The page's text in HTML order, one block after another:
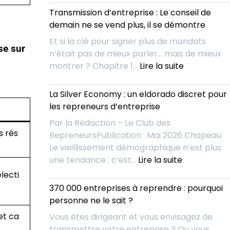
sur
rés
ca
change
la
donne
pour
les
repreneurs
racheter
une
AVANT
qu’elle
ne
soit
à
vendre
?
Transmission d’entreprise : Le conseil de
demain ne se vend plus, il se démontre
Et si la clé pour signer plus de mandats
n’était pas de mieux parler… mais de mieux
montrer ? Chapitre 1… Lire la suite:
de
demain
se
vend
il
se
La Silver Economy : un eldorado discret pour
les repreneurs d’entreprise
Par la Rédaction – Le Club des
RepreneursPublication : Mai 2026 Chapeau
Le vieillissement démographique n’est plus
une tendance : c’est… Lire la suite:
Silver
Economy
un
370 000 entreprises à reprendre : pourquoi
personne ne le sait ?
Vous êtes dirigeant et vous envisagez de